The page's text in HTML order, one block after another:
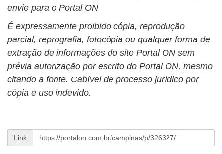
envie para o Portal ON
É expressamente proibido cópia, reprodução
parcial, reprografia, fotocópia ou qualquer forma de
extração de informações do site Portal ON sem
prévia autorização por escrito do Portal ON, mesmo
citando a fonte. Cabível de processo jurídico por
cópia e uso indevido.
Link